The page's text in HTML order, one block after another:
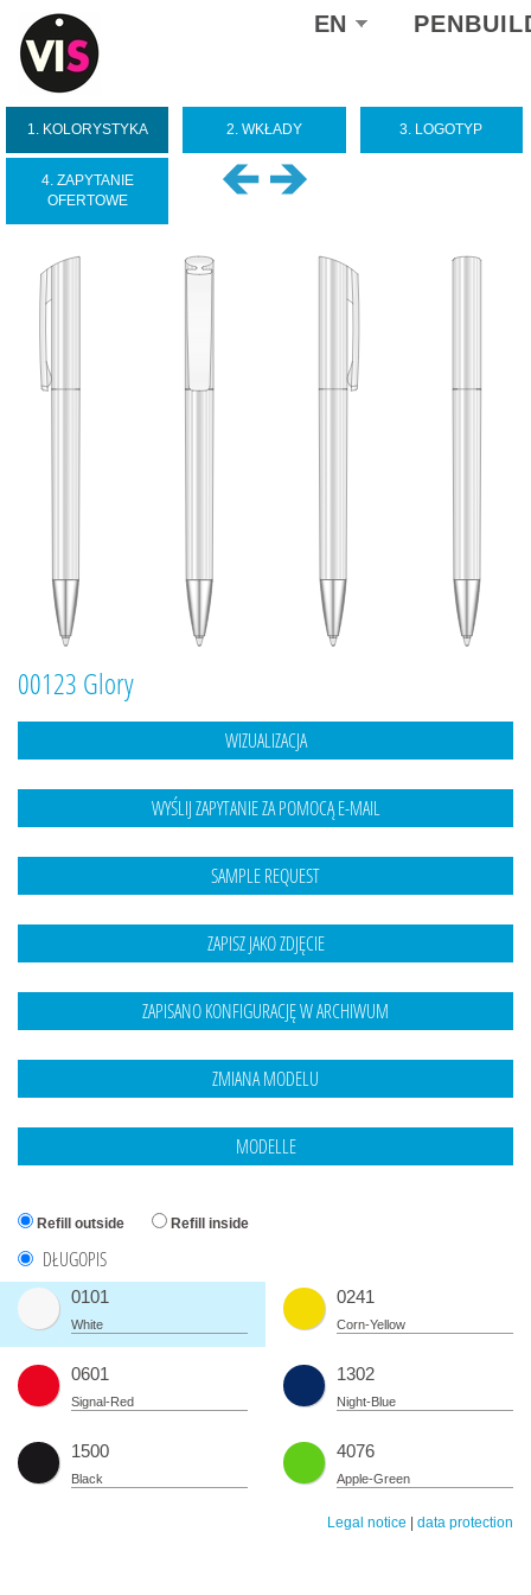
Select
yourEN
1. KOLORYSTYKA 2. WKŁADY 3. LOGOTYP
4. ZAPYTANIE
OFERTOWE
00123 Glory
Refill outside Refill inside
DŁUGOPIS
0101
White
0241
Corn-Yellow
0601
Signal-Red
1302
Night-Blue
1500
Black
4076
Apple-Green
Legal notice data protection